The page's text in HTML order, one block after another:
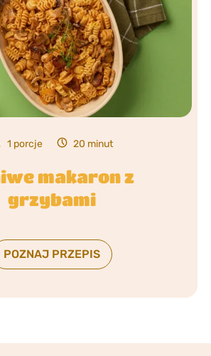
1 porcje 20 minut
makaron z
grzybami
POZNAJ PRZEPIS